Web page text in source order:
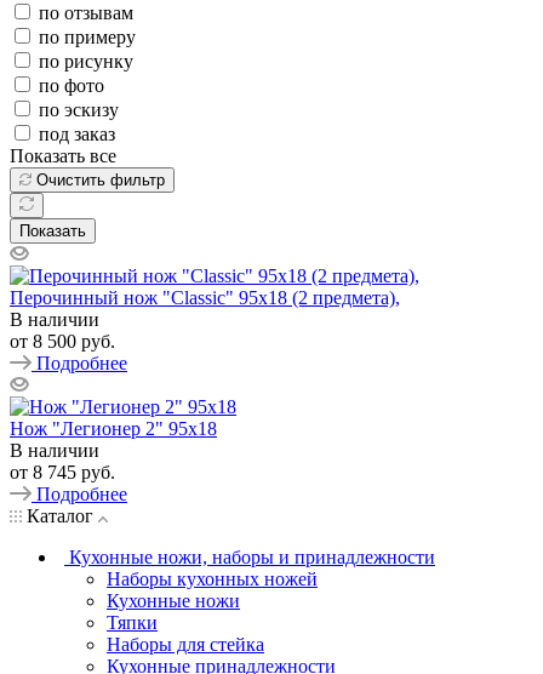
по отзывам
по примеру
по рисунку
по фото
по эскизу
под заказ
Показать все
Очистить фильтр
Показать
Перочинный нож "Classic" 95х18 (2 предмета),
В наличии
от 8 500 руб.
Подробнее
Нож "Легионер 2" 95х18
В наличии
от 8 745 руб.
Подробнее
Каталог
Кухонные ножи, наборы и принадлежности
Наборы кухонных ножей
Кухонные ножи
Тяпки
Наборы для стейка
Кухонные принадлежности